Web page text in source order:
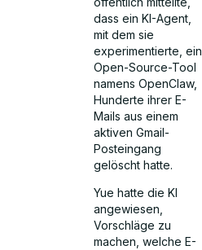
dass ein KI-Agent,
mit dem sie
experimentierte, ein
Open-Source-Tool
namens OpenClaw,
Hunderte ihrer E-
Mails aus einem
aktiven Gmail-
Posteingang
gelöscht hatte.
Yue hatte die KI
angewiesen,
Vorschläge zu
machen, welche E-